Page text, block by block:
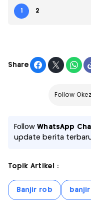
1 2
Share
Follow
FollowWhatsApp
update berita
Topik Artikel :
Banjir rob banjir